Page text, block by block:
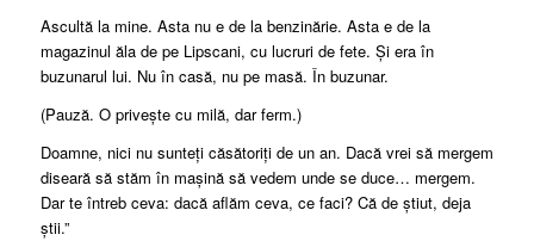
Ascultă la mine. Asta nu e de la benzinărie. Asta e de la
magazinul ăla de pe Lipscani, cu lucruri de fete. Și era în
buzunarul lui. Nu în casă, nu pe masă. În buzunar.
(Pauză. O privește cu milă, dar ferm.)
Doamne, nici nu sunteți căsătoriți de un an. Dacă vrei să mergem
diseară să stăm în mașină să vedem unde se duce… mergem.
Dar te întreb ceva: dacă aflăm ceva, ce faci? Că de știut, deja
știi.”